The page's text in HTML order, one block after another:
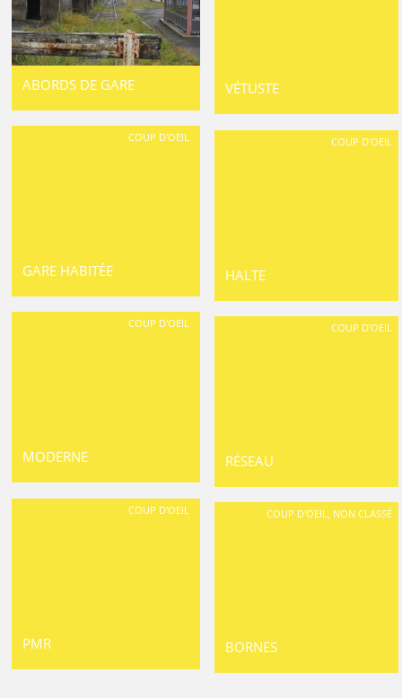
ABORDS DE GARE VÉTUSTE
COUP D'OEIL
GARE HABITÉE
COUP D'OEIL
HALTE
COUP D'OEIL
MODERNE
COUP D'OEIL
RÉSEAU
COUP D'OEIL
PMR
COUP D'OEIL, NON CLASSÉ
BORNES